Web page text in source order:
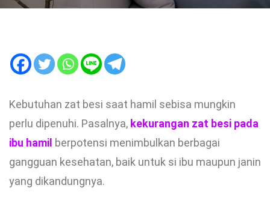
Kebutuhan zat besi saat hamil sebisa mungkin
perlu dipenuhi. Pasalnya, kekurangan zat besi pada
ibu hamil berpotensi menimbulkan berbagai
gangguan kesehatan, baik untuk si ibu maupun janin
yang dikandungnya.